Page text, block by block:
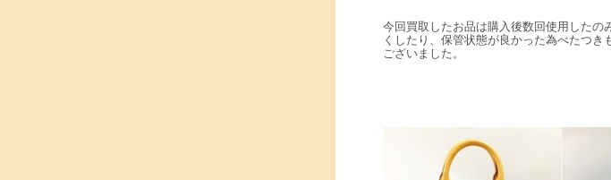
今回買取したお品は購入後数回使用したの
くしたり、保管状態が良かった為べたつ
ございました。